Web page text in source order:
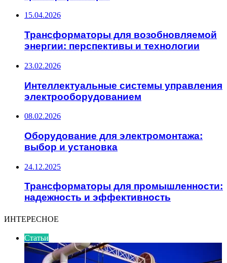
15.04.2026
Трансформаторы для возобновляемой
энергии: перспективы и технологии
23.02.2026
Интеллектуальные системы управления
электрооборудованием
08.02.2026
Оборудование для электромонтажа:
выбор и установка
24.12.2025
Трансформаторы для промышленности:
надежность и эффективность
ИНТЕРЕСНОЕ
Статьи